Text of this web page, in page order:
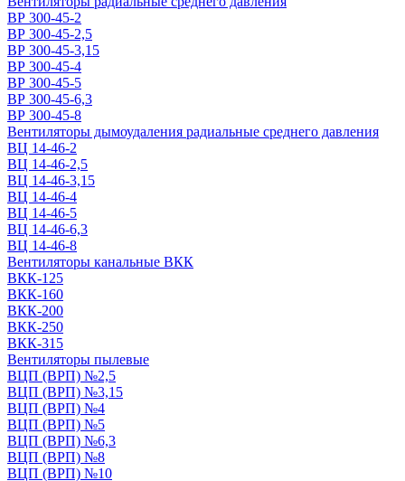
ВР 300-45-2
ВР 300-45-2,5
ВР 300-45-3,15
ВР 300-45-4
ВР 300-45-5
ВР 300-45-6,3
ВР 300-45-8
Вентиляторы дымоудаления радиальные среднего давления
ВЦ 14-46-2
ВЦ 14-46-2,5
ВЦ 14-46-3,15
ВЦ 14-46-4
ВЦ 14-46-5
ВЦ 14-46-6,3
ВЦ 14-46-8
Вентиляторы канальные ВКК
ВКК-125
ВКК-160
ВКК-200
ВКК-250
ВКК-315
Вентиляторы пылевые
ВЦП (ВРП) №2,5
ВЦП (ВРП) №3,15
ВЦП (ВРП) №4
ВЦП (ВРП) №5
ВЦП (ВРП) №6,3
ВЦП (ВРП) №8
ВЦП (ВРП) №10